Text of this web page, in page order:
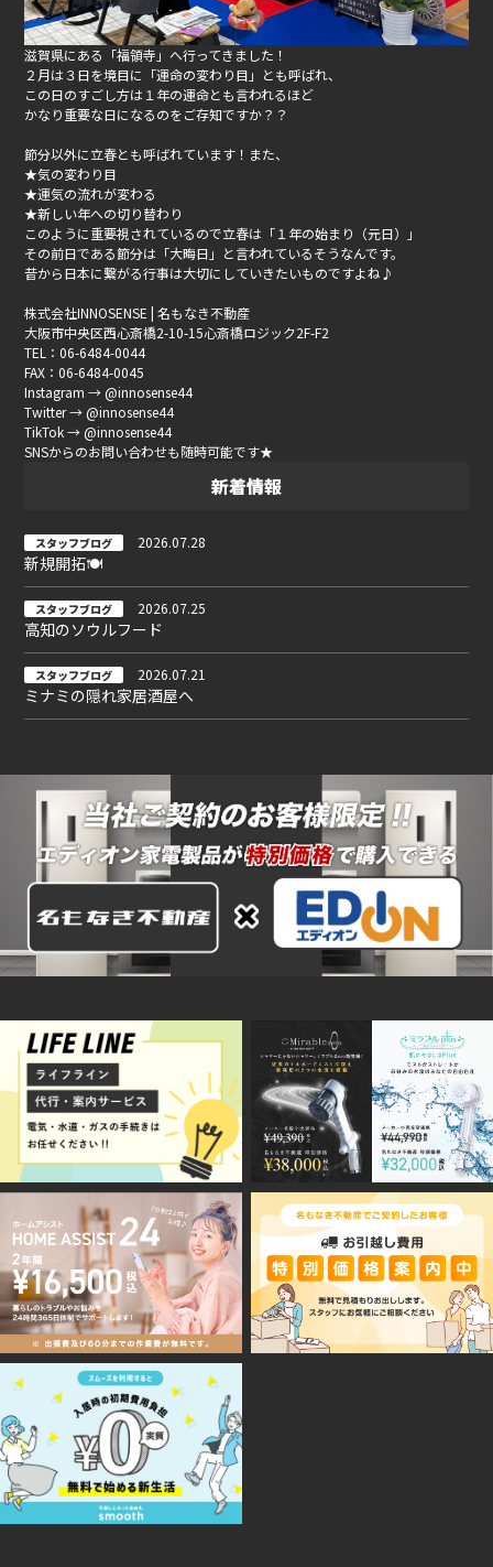
滋賀県にある「福領寺」へ行ってきました！
２月は３日を境目に「運命の変わり目」とも呼ばれ、
この日のすごし方は１年の運命とも言われるほど
かなり重要な日になるのをご存知ですか？？
節分以外に立春とも呼ばれています！また、
★気の変わり目
★運気の流れが変わる
★新しい年への切り替わり
このように重要視されているので立春は「１年の始まり（元日）」
その前日である節分は「大晦日」と言われているそうなんです。
昔から日本に繋がる行事は大切にしていきたいものですよね♪
株式会社INNOSENSE | 名もなき不動産
大阪市中央区西心斎橋2-10-15心斎橋ロジック2F-F2
TEL：06-6484-0044
FAX：06-6484-0045
Instagram → @innosense44
Twitter → @innosense44
TikTok → @innosense44
SNSからのお問い合わせも随時可能です★
新着情報
スタッフブログ 2026.07.28
新規開拓🍽
スタッフブログ 2026.07.25
高知のソウルフード
スタッフブログ 2026.07.21
ミナミの隠れ家居酒屋へ